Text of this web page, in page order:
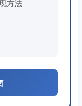
方法